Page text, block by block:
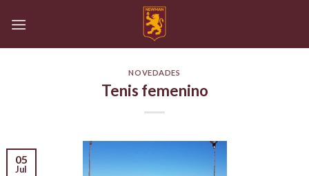
NOVEDADES
Tenis femenino
05
Jul